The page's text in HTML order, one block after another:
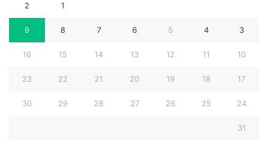
1
2
3
4
5
6
7
8
9
10
11
12
13
14
15
16
17
18
19
20
21
22
23
24
25
26
27
28
29
30
31